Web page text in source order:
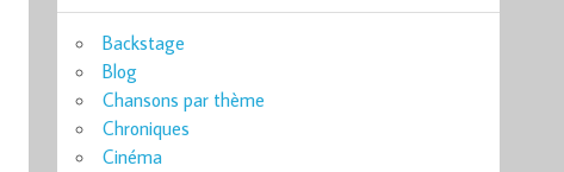
Backstage
Blog
Chansons par thème
Chroniques
Cinéma